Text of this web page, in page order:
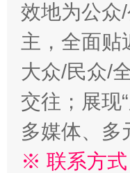
效地为公众
主，全面贴
大众/民众/
交往；展现
多媒体、多
※ 联系方式